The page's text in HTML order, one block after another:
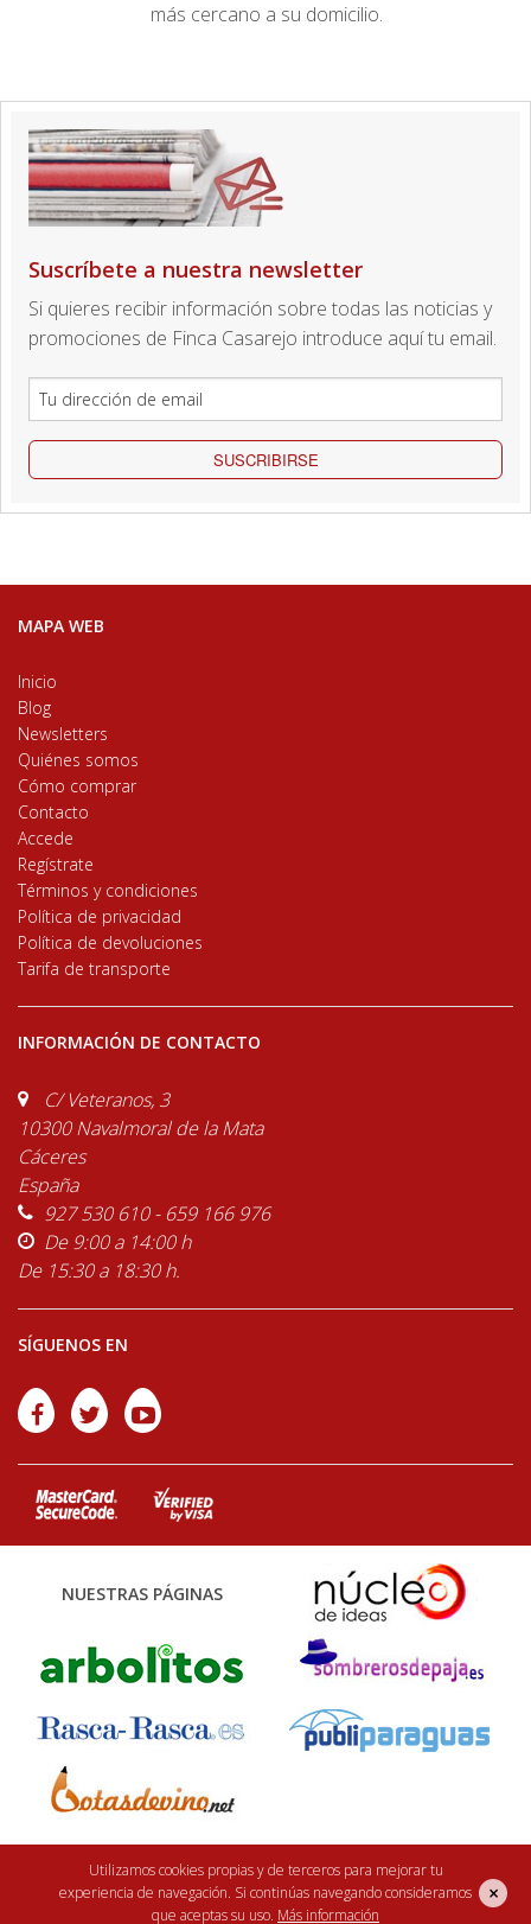
Utilizamos cookies propias y de terceros para mejorar tu
experiencia de navegación. Si continúas navegando consideramos
que aceptas su uso. Más información
×
más cercano a su domicilio.
Suscríbete a nuestra newsletter
Si quieres recibir información sobre todas las noticias y
promociones de Finca Casarejo introduce aquí tu email.
SUSCRIBIRSE
MAPA WEB
Inicio
Blog
Newsletters
Quiénes somos
Cómo comprar
Contacto
Accede
Regístrate
Términos y condiciones
Política de privacidad
Política de devoluciones
Tarifa de transporte
INFORMACIÓN DE CONTACTO
C/ Veteranos, 3
10300 Navalmoral de la Mata
Cáceres
España
927 530 610 - 659 166 976
De 9:00 a 14:00 h
De 15:30 a 18:30 h.
SÍGUENOS EN
NUESTRAS PÁGINAS
Finca Casarejo 2026. Núcleo Zoológico: 122CC0001. Desarrollo web:
<Rebuilding ideas/>